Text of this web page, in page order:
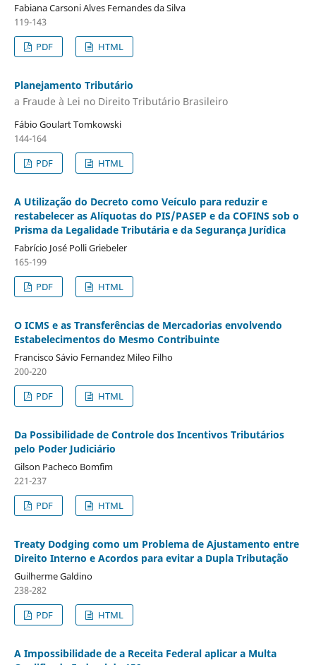
Fabiana Carsoni Alves Fernandes da Silva
119-143
PDF
HTML
Planejamento Tributário
a Fraude à Lei no Direito Tributário Brasileiro
Fábio Goulart Tomkowski
144-164
PDF
HTML
A Utilização do Decreto como Veículo para reduzir e
restabelecer as Alíquotas do PIS/PASEP e da COFINS sob o
Prisma da Legalidade Tributária e da Segurança Jurídica
Fabrí­cio José Polli Griebeler
165-199
PDF
HTML
O ICMS e as Transferências de Mercadorias envolvendo
Estabelecimentos do Mesmo Contribuinte
Francisco Sávio Fernandez Mileo Filho
200-220
PDF
HTML
Da Possibilidade de Controle dos Incentivos Tributários
pelo Poder Judiciário
Gilson Pacheco Bomfim
221-237
PDF
HTML
Treaty Dodging como um Problema de Ajustamento entre
Direito Interno e Acordos para evitar a Dupla Tributação
Guilherme Galdino
238-282
PDF
HTML
A Impossibilidade de a Receita Federal aplicar a Multa